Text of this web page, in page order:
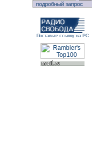
подробный запрос
Поставьте ссылку на РС